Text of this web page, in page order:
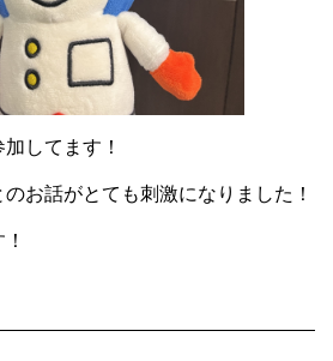
してます！
お話がとても刺激になりました！